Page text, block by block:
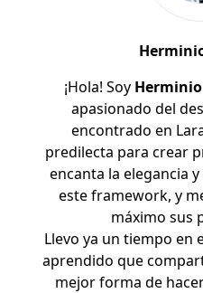
¡Hola! Soy
apasionado del
encontrado en
predilecta para crear
encanta la elegancia
este framework, y
máximo sus
Llevo ya un tiempo en
aprendido que
mejor forma de